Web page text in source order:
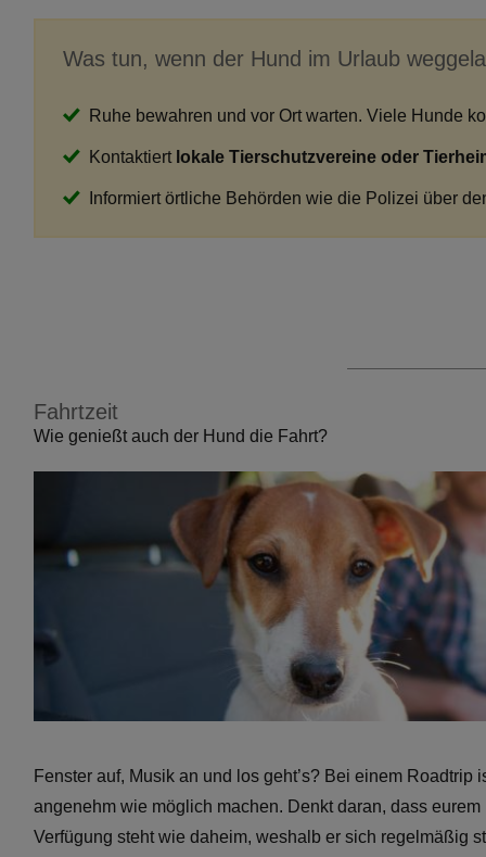
Was tun, wenn der Hund im Urlaub
Ruhe bewahren und vor Ort warten. Viele Hunde
Kontaktiert lokale Tierschutzvereine oder
Informiert örtliche Behörden wie die Polizei über
Fahrtzeit
Wie genießt auch der Hund die Fahrt?
Fenster auf, Musik an und los geht’s? Bei einem
angenehm wie möglich machen. Denkt daran, dass eurem
Verfügung steht wie daheim, weshalb er sich regelmäßig